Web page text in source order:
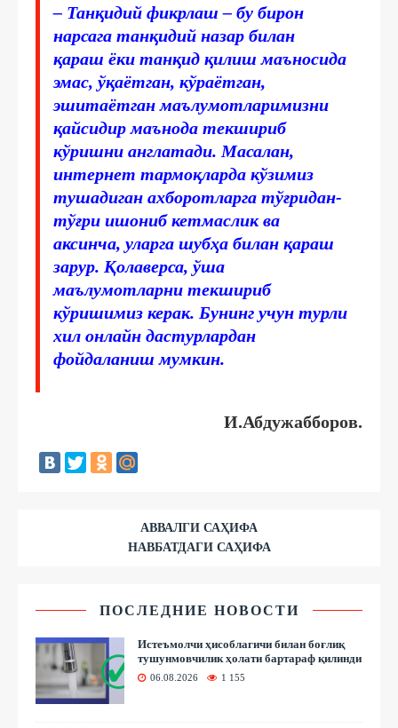
– Танқидий фикрлаш – бу бирон
нарсага танқидий назар билан
қараш ёки танқид қилиш маъносида
эмас, ўқаётган, кўраётган,
эшитаётган маълумотларимизни
қайсидир маънода текшириб
кўришни англатади. Масалан,
интернет тармоқларда кўзимиз
тушадиган ахборотларга тўғридан-
тўғри ишониб кетмаслик ва
аксинча, уларга шубҳа билан қараш
зарур. Қолаверса, ўша
маълумотларни текшириб
кўришимиз керак. Бунинг учун турли
хил онлайн дастурлардан
фойдаланиш мумкин.
И.Абдужабборов.
АВВАЛГИ САҲИФА
НАВБАТДАГИ САҲИФА
ПОСЛЕДНИЕ НОВОСТИ
Истеъмолчи ҳисоблагичи билан боғлиқ
тушунмовчилик ҳолати бартараф қилинди
06.08.2026 1 155